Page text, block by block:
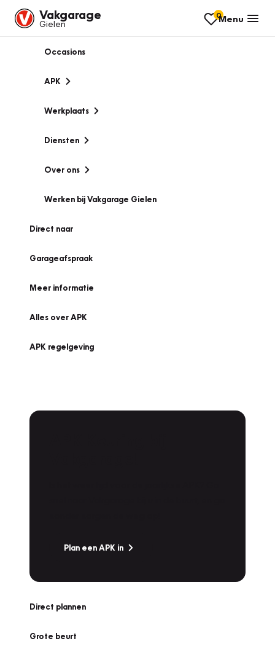
Vakgarage
Gielen
0Menu
Occasions
APK
Werkplaats
Diensten
Over ons
Werken bij Vakgarage Gielen
Direct naar
Garageafspraak
Meer informatie
Alles over APK
APK regelgeving
Plan een APK in
Direct plannen
Grote beurt